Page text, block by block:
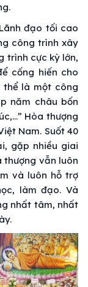
đạo tối cao
công trình xây
trình cực kỳ lớn,
cống hiến cho
thể là một công
năm châu bốn
Hòa thượng
Nam. Suốt 40
gặp nhiều giai
thượng vẫn luôn
và luôn hỗ trợ
làm đạo. Và
nhất tâm, nhất